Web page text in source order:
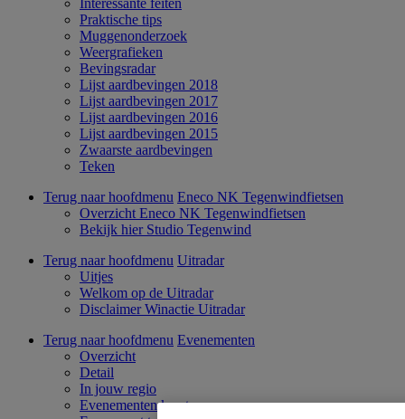
Interessante feiten
Praktische tips
Muggenonderzoek
Weergrafieken
Bevingsradar
Lijst aardbevingen 2018
Lijst aardbevingen 2017
Lijst aardbevingen 2016
Lijst aardbevingen 2015
Zwaarste aardbevingen
Teken
Terug naar hoofdmenu Eneco NK Tegenwindfietsen
Overzicht Eneco NK Tegenwindfietsen
Bekijk hier Studio Tegenwind
Terug naar hoofdmenu Uitradar
Uitjes
Welkom op de Uitradar
Disclaimer Winactie Uitradar
Terug naar hoofdmenu Evenementen
Overzicht
Detail
In jouw regio
Evenementen kaart